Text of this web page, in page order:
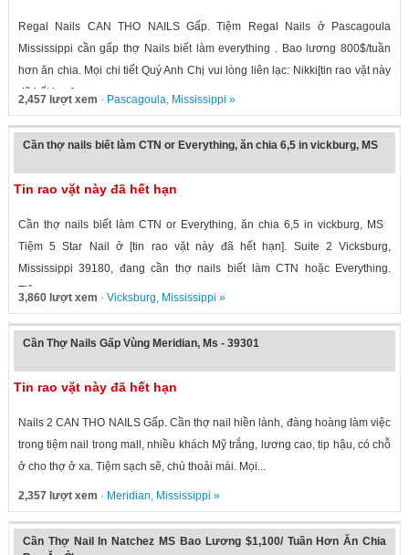
Regal Nails CAN THO NAILS Gấp. Tiệm Regal Nails ở Pascagoula
Mississippi cần gấp thợ Nails biết làm everything . Bao lương 800$/tuần
hơn ăn chia. Mọi chi tiết Quý Anh Chị vui lòng liên lạc: Nikki[tin rao vặt này
đã hết hạn] or...
2,457 lượt xem · Pascagoula, Mississippi »
Cần thợ nails biết làm CTN or Everything, ăn chia 6,5 in vickburg, MS
Tin rao vặt này đã hết hạn
Cần thợ nails biết làm CTN or Everything, ăn chia 6,5 in vickburg, MS
Tiệm 5 Star Nail ở [tin rao vặt này đã hết hạn]. Suite 2 Vicksburg,
Mississippi 39180, đang cần thợ nails biết làm CTN hoặc Everything.
Tiệm...
3,860 lượt xem · Vicksburg, Mississippi »
Cần Thợ Nails Gấp Vùng Meridian, Ms - 39301
Tin rao vặt này đã hết hạn
Nails 2 CAN THO NAILS Gấp. Cần thợ nail hiền lành, đàng hoàng làm việc
trong tiệm nail trong mall, nhiều khách Mỹ trắng, lương cao, tip hậu, có chỗ
ở cho thợ ở xa. Tiệm sạch sẽ, chủ thoải mái. Mọi...
2,357 lượt xem · Meridian, Mississippi »
Cần Thợ Nail In Natchez MS Bao Lương $1,100/ Tuần Hơn Ăn Chia